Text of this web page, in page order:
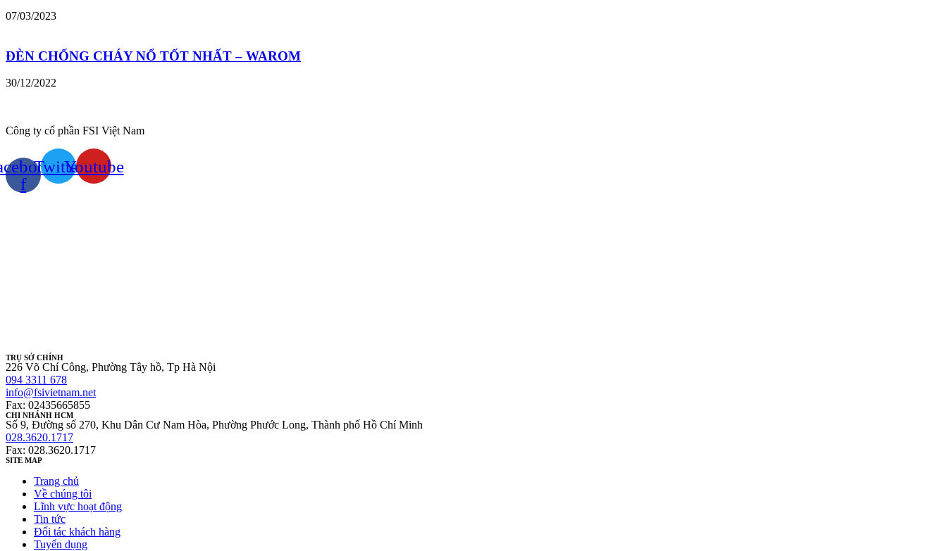
07/03/2023
ĐÈN CHỐNG CHÁY NỔ TỐT NHẤT – WAROM
30/12/2022
Công ty cổ phần FSI Việt Nam
f
TwitterYoutube
TRỤ SỞ CHÍNH
226 Võ Chí Công, Phường Tây hồ, Tp Hà Nội
094 3311 678
info@fsivietnam.net
Fax: 02435665855
CHI NHÁNH HCM
Số 9, Đường số 270, Khu Dân Cư Nam Hòa, Phường Phước Long, Thành phố Hồ Chí Minh
028.3620.1717
Fax: 028.3620.1717
SITE MAP
Trang chủ
Về chúng tôi
Lĩnh vực hoạt động
Tin tức
Đối tác khách hàng
Tuyển dụng